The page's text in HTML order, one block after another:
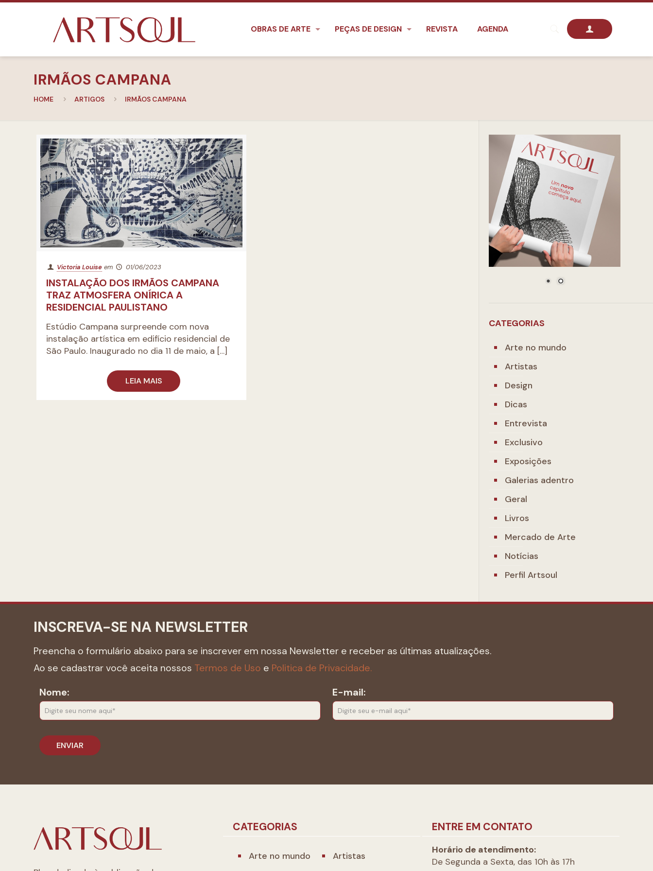
OBRAS DE ARTE PEÇAS DE DESIGN REVISTA AGENDA
IRMÃOS CAMPANA
HOME ARTIGOS IRMÃOS CAMPANA
Victoria Louise em 01/06/2023
INSTALAÇÃO DOS IRMÃOS CAMPANA
TRAZ ATMOSFERA ONÍRICA A
RESIDENCIAL PAULISTANO
Estúdio Campana surpreende com nova
instalação artística em edifício residencial de
São Paulo. Inaugurado no dia 11 de maio, a […]
LEIA MAIS
CATEGORIAS
Arte no mundo
Artistas
Design
Dicas
Entrevista
Exclusivo
Exposições
Galerias adentro
Geral
Livros
Mercado de Arte
Notícias
Perfil Artsoul
INSCREVA-SE NA NEWSLETTER
Preencha o formulário abaixo para se inscrever em nossa Newsletter e receber as últimas atualizações.
Ao se cadastrar você aceita nossos Termos de Uso e Politica de Privacidade.
Nome:
E-mail:
CATEGORIAS
Arte no mundo
Artistas
ENTRE EM CONTATO
Horário de atendimento:
De Segunda a Sexta, das 10h às 17h